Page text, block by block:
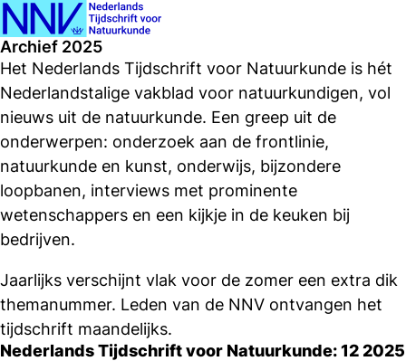
Archief 2025
Het Nederlands Tijdschrift voor Natuurkunde is hét
Nederlandstalige vakblad voor natuurkundigen, vol
nieuws uit de natuurkunde. Een greep uit de
onderwerpen: onderzoek aan de frontlinie,
natuurkunde en kunst, onderwijs, bijzondere
loopbanen, interviews met prominente
wetenschappers en een kijkje in de keuken bij
bedrijven.
Jaarlijks verschijnt vlak voor de zomer een extra dik
themanummer. Leden van de NNV ontvangen het
tijdschrift maandelijks.
Nederlands Tijdschrift voor Natuurkunde: 12 2025